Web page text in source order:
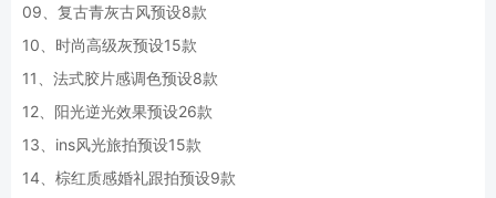
09、复古青灰古风预设8款
10、时尚高级灰预设15款
11、法式胶片感调色预设8款
12、阳光逆光效果预设26款
13、ins风光旅拍预设15款
14、棕红质感婚礼跟拍预设9款